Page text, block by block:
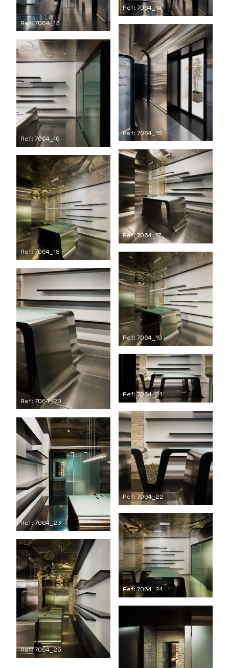
Ref: 7064_13
Ref: 7064_14
Ref: 7064_15
Ref: 7064_16
Ref: 7064_17
Ref: 7064_18
Ref: 7064_19
Ref: 7064_20
Ref: 7064_21
Ref: 7064_22
Ref: 7064_23
Ref: 7064_24
Ref: 7064_25